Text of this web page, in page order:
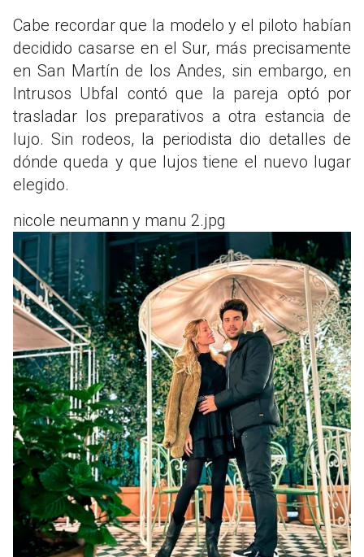
Cabe recordar que la modelo y el piloto habían
decidido casarse en el Sur, más precisamente
en San Martín de los Andes, sin embargo, en
Intrusos Ubfal contó que la pareja optó por
trasladar los preparativos a otra estancia de
lujo. Sin rodeos, la periodista dio detalles de
dónde queda y que lujos tiene el nuevo lugar
elegido.
nicole neumann y manu 2.jpg